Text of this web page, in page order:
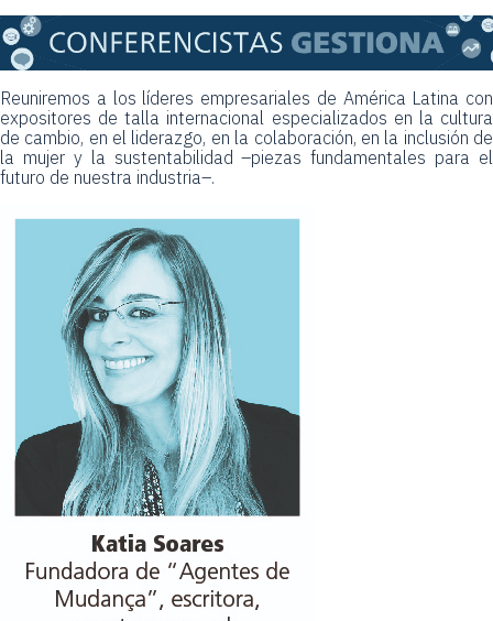
Reuniremos a los líderes empresariales de América Latina con
expositores de talla internacional especializados en la cultura
de cambio, en el liderazgo, en la colaboración, en la inclusión de
la mujer y la sustentabilidad –piezas fundamentales para el
futuro de nuestra industria–.